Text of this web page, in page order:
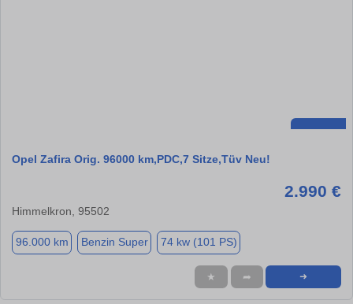
Opel Zafira Orig. 96000 km,PDC,7 Sitze,Tüv Neu!
2.990 €
Himmelkron, 95502
96.000 km Benzin Super 74 kw (101 PS)
★ ➦ ➜